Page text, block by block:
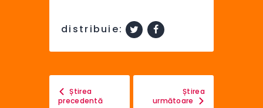
distribuie:
Știrea
precedentă
Știrea
următoare